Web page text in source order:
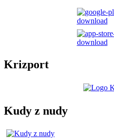
Krizport
Kudy z nudy